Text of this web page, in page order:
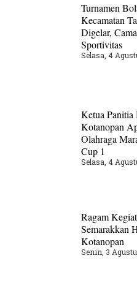
Turnamen
Kecamatan
Digelar,
Sportivitas
Selasa, 4
Ketua
Kotanopan
Olahraga
Cup 1
Selasa, 4
Ragam
Semarakkan
Kotanopan
Senin, 3